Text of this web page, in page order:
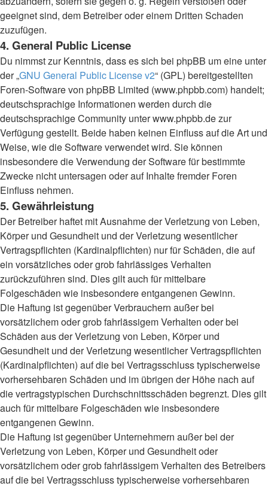
geeignet sind, dem Betreiber oder einem Dritten Schaden
zuzufügen.
4. General Public License
Du nimmst zur Kenntnis, dass es sich bei phpBB um eine unter
der „GNU General Public License v2“ (GPL) bereitgestellten
Foren-Software von phpBB Limited (www.phpbb.com) handelt;
deutschsprachige Informationen werden durch die
deutschsprachige Community unter www.phpbb.de zur
Verfügung gestellt. Beide haben keinen Einfluss auf die Art und
Weise, wie die Software verwendet wird. Sie können
insbesondere die Verwendung der Software für bestimmte
Zwecke nicht untersagen oder auf Inhalte fremder Foren
Einfluss nehmen.
5. Gewährleistung
Der Betreiber haftet mit Ausnahme der Verletzung von Leben,
Körper und Gesundheit und der Verletzung wesentlicher
Vertragspflichten (Kardinalpflichten) nur für Schäden, die auf
ein vorsätzliches oder grob fahrlässiges Verhalten
zurückzuführen sind. Dies gilt auch für mittelbare
Folgeschäden wie insbesondere entgangenen Gewinn.
Die Haftung ist gegenüber Verbrauchern außer bei
vorsätzlichem oder grob fahrlässigem Verhalten oder bei
Schäden aus der Verletzung von Leben, Körper und
Gesundheit und der Verletzung wesentlicher Vertragspflichten
(Kardinalpflichten) auf die bei Vertragsschluss typischerweise
vorhersehbaren Schäden und im übrigen der Höhe nach auf
die vertragstypischen Durchschnittsschäden begrenzt. Dies gilt
auch für mittelbare Folgeschäden wie insbesondere
entgangenen Gewinn.
Die Haftung ist gegenüber Unternehmern außer bei der
Verletzung von Leben, Körper und Gesundheit oder
vorsätzlichem oder grob fahrlässigem Verhalten des Betreibers
auf die bei Vertragsschluss typischerweise vorhersehbaren